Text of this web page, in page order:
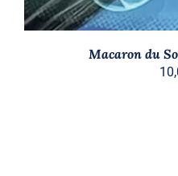
Macaron du